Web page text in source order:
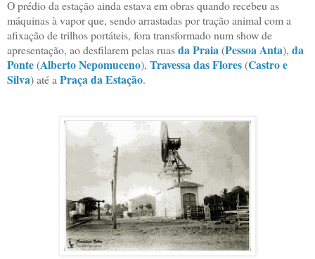
O prédio da estação ainda estava em obras quando recebeu as
máquinas à vapor que, sendo arrastadas por tração animal com a
afixação de trilhos portáteis, fora transformado num show de
apresentação, ao desfilarem pelas ruasda Praia (Pessoa Anta), da
Ponte(Alberto Nepomuceno), Travessa das Flores(Castro e
Silva) até a Praça da Estação.